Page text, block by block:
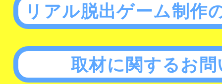
リアル脱出ゲーム制作
取材に関するお